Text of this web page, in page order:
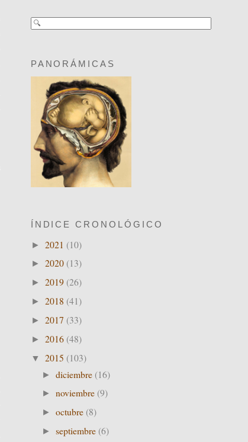
PANORÁMICAS
ÍNDICE CRONOLÓGICO
► 2021 (10)
► 2020 (13)
► 2019 (26)
► 2018 (41)
► 2017 (33)
► 2016 (48)
▼ 2015 (103)
►diciembre (16)
►noviembre (9)
►octubre (8)
►septiembre (6)